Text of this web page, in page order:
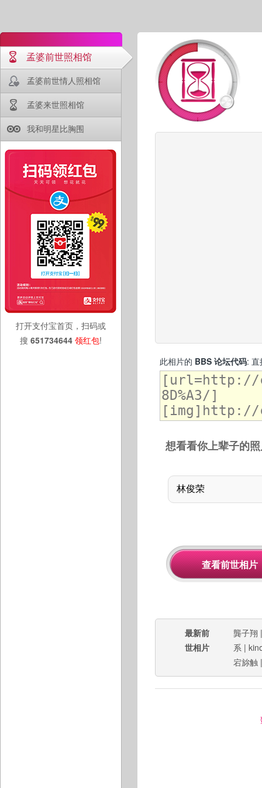
孟婆前世照相馆
孟婆前世情人照相馆
孟婆来世照相馆
我和明星比胸围
打开支付宝首页，扫码或
搜 651734644 领红包!
此相片的 BBS 论坛代码: 直
想看看你上辈子的
最新前
世相片
龔子翔
系 |
宕旀触